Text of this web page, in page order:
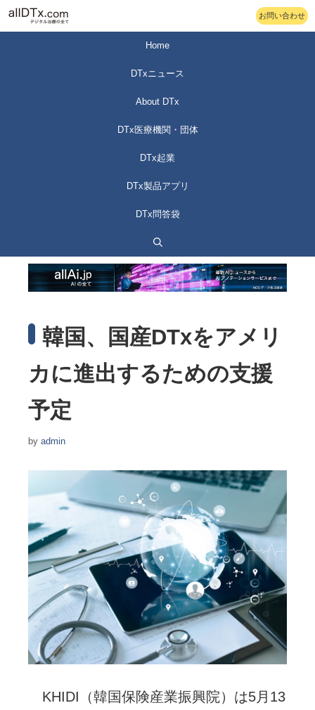
お問い合わせ
Home
DTxニュース
About DTx
DTx医療機関・団体
DTx起業
DTx製品アプリ
DTx問答袋
韓国、国産DTxをアメリ
カに進出するための支援
予定
by admin
KHIDI（韓国保険産業振興院）は5月13